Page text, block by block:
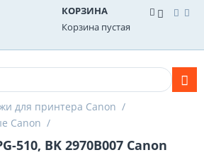
КОРЗИНА
Корзина пустая
для принтера Canon /
Canon /
510, BK 2970B007 Canon